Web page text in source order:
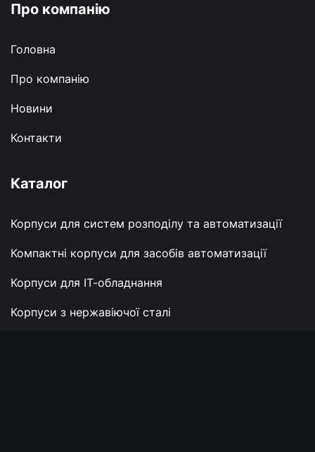
Про компанію
Головна
Про компанію
Новини
Контакти
Каталог
Корпуси для систем розподілу та автоматизації
Компактні корпуси для засобів автоматизації
Корпуси для ІТ-обладнання
Корпуси з нержавіючої сталі